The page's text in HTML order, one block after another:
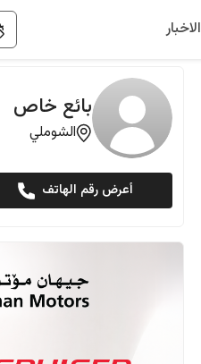
الاخبار
بائع خاص
الشوملي
أعرض رقم الهاتف